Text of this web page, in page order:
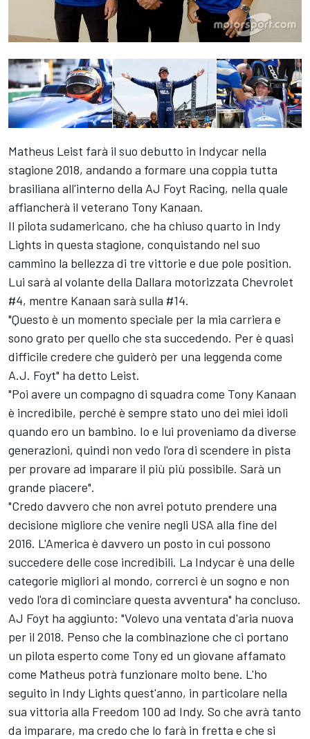
Matheus Leist farà il suo debutto in Indycar nella
stagione 2018, andando a formare una coppia tutta
brasiliana all'interno della AJ Foyt Racing, nella quale
affiancherà il veterano Tony Kanaan.
Il pilota sudamericano, che ha chiuso quarto in Indy
Lights in questa stagione, conquistando nel suo
cammino la bellezza di tre vittorie e due pole position.
Lui sarà al volante della Dallara motorizzata Chevrolet
#4, mentre Kanaan sarà sulla #14.
"Questo è un momento speciale per la mia carriera e
sono grato per quello che sta succedendo. Per è quasi
difficile credere che guiderò per una leggenda come
A.J. Foyt" ha detto Leist.
"Poi avere un compagno di squadra come Tony Kanaan
è incredibile, perché è sempre stato uno dei miei idoli
quando ero un bambino. Io e lui proveniamo da diverse
generazioni, quindi non vedo l'ora di scendere in pista
per provare ad imparare il più più possibile. Sarà un
grande piacere".
"Credo davvero che non avrei potuto prendere una
decisione migliore che venire negli USA alla fine del
2016. L'America è davvero un posto in cui possono
succedere delle cose incredibili. La Indycar è una delle
categorie migliori al mondo, correrci è un sogno e non
vedo l'ora di cominciare questa avventura" ha concluso.
AJ Foyt ha aggiunto: "Volevo una ventata d'aria nuova
per il 2018. Penso che la combinazione che ci portano
un pilota esperto come Tony ed un giovane affamato
come Matheus potrà funzionare molto bene. L'ho
seguito in Indy Lights quest'anno, in particolare nella
sua vittoria alla Freedom 100 ad Indy. So che avrà tanto
da imparare, ma credo che lo farà in fretta e che si